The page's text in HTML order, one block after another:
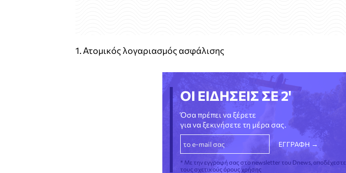
1. Ατομικός λογαριασμός ασφάλισης
ΟΙ ΕΙΔΗΣΕΙΣ ΣΕ 2'
Όσα πρέπει να ξέρετε
για να ξεκινήσετε τη μέρα σας.
* Με την εγγραφή σας στο newsletter του Dnews, αποδέχεστε
τους σχετικούς όρους χρήσης